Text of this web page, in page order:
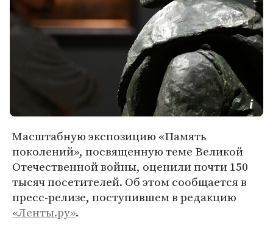
Масштабную экспозицию «Память
поколений», посвященную теме Великой
Отечественной войны, оценили почти 150
тысяч посетителей. Об этом сообщается в
пресс-релизе, поступившем в редакцию
«Ленты.ру».